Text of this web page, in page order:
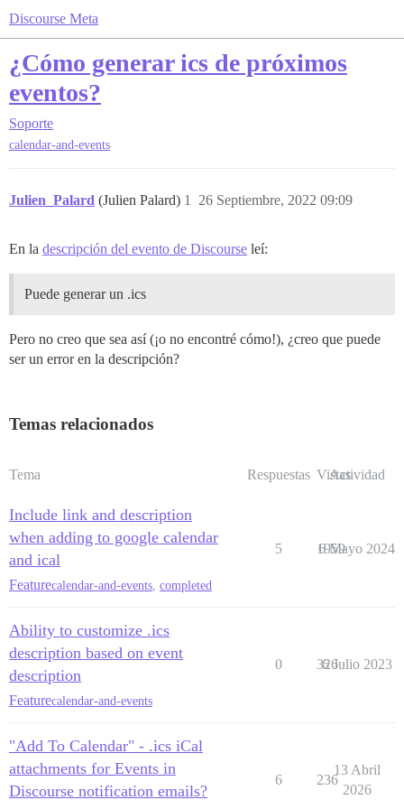
Discourse Meta
¿Cómo generar ics de próximos
eventos?
Soporte
calendar-and-events
Julien_Palard (Julien Palard) 26 Septiembre, 2022 09:09
1
En la descripción del evento de Discourse leí:
Puede generar un .ics
Pero no creo que sea así (¡o no encontré cómo!), ¿creo que puede
ser un error en la descripción?
Temas relacionados
Tema Respuestas Vistas
Actividad
Include link and description
when adding to google calendar
and ical
Featurecalendar-and-events completed
5 1959
6 Mayo 2024
Ability to customize .ics
description based on event
description
Featurecalendar-and-events
0 326
6 Julio 2023
"Add To Calendar" - .ics iCal
attachments for Events in
Discourse notification emails?
6 236
13 Abril
2026